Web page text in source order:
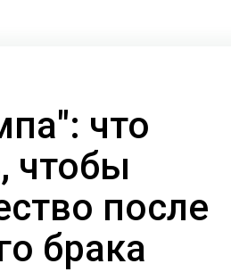
что
чтобы
после
брака